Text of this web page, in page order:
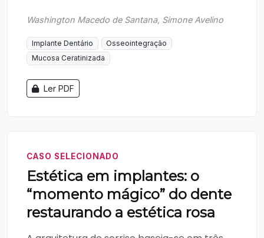
Washington Macedo de Santana, Simone Avelino
Implante Dentário
Osseointegração
Mucosa Ceratinizada
Ler PDF
CASO SELECIONADO
Estética em implantes: o
“momento mágico” do dente
restaurando a estética rosa